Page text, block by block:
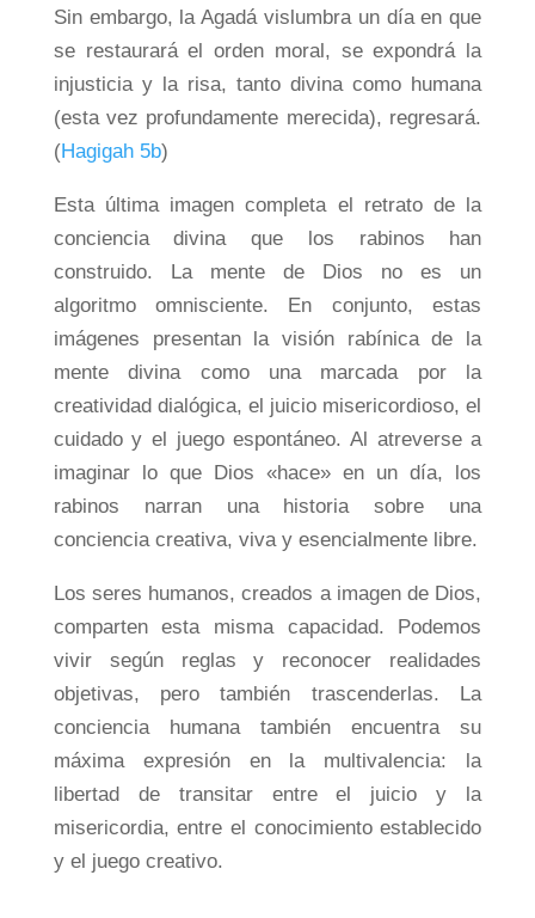
Sin embargo, la Agadá vislumbra un día en que
se restaurará el orden moral, se expondrá la
injusticia y la risa, tanto divina como humana
(esta vez profundamente merecida), regresará.
(Hagigah 5b)
Esta última imagen completa el retrato de la
conciencia divina que los rabinos han
construido. La mente de Dios no es un
algoritmo omnisciente. En conjunto, estas
imágenes presentan la visión rabínica de la
mente divina como una marcada por la
creatividad dialógica, el juicio misericordioso, el
cuidado y el juego espontáneo. Al atreverse a
imaginar lo que Dios «hace» en un día, los
rabinos narran una historia sobre una
conciencia creativa, viva y esencialmente libre.
Los seres humanos, creados a imagen de Dios,
comparten esta misma capacidad. Podemos
vivir según reglas y reconocer realidades
objetivas, pero también trascenderlas. La
conciencia humana también encuentra su
máxima expresión en la multivalencia: la
libertad de transitar entre el juicio y la
misericordia, entre el conocimiento establecido
y el juego creativo.